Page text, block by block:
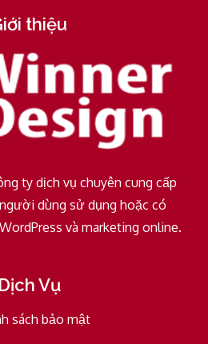
thiệu
ty dịch vụ chuyên cung cấp
dùng sử dụng hoặc có
và marketing online.
Dịch Vụ
sách bảo mật